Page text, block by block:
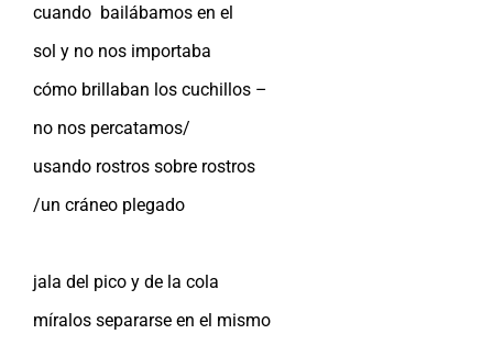
cuando bailábamos en el
sol y no nos importaba
cómo brillaban los cuchillos –
no nos percatamos/
usando rostros sobre rostros
/un cráneo plegado
jala del pico y de la cola
míralos separarse en el mismo